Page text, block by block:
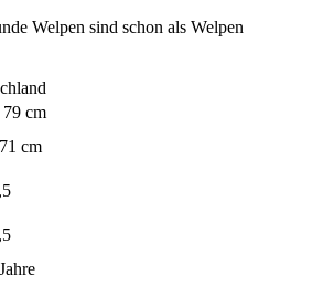
Welpen sind schon als Welpen
cm
cm